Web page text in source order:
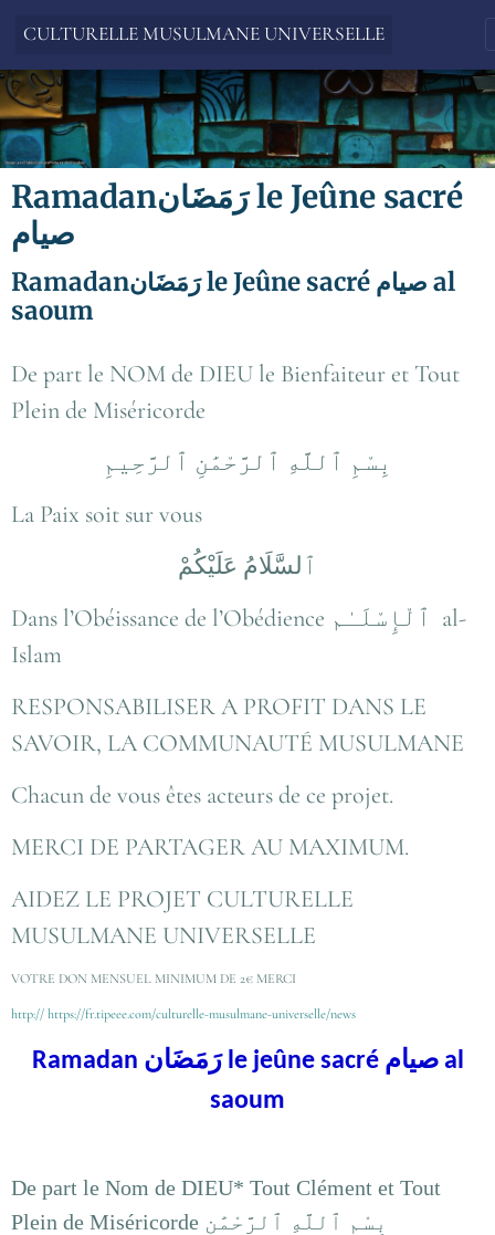
CULTURELLE MUSULMANE UNIVERSELLE
Ramadanرَمَضَان le Jeûne sacré
صيام
Ramadanرَمَضَان le Jeûne sacré صيام al
saoum
De part le NOM de DIEU le Bienfaiteur et Tout
Plein de Miséricorde
بِسْمِ ٱللَّهِ ٱلرَّحْمَٰنِ ٱلرَّحِيمِ
La Paix soit sur vous
Dans l’Obéissance de l’Obédience ٱلْإِسْلَـٰم al-
Islam
RESPONSABILISER A PROFIT DANS LE
SAVOIR, LA COMMUNAUTÉ MUSULMANE
Chacun de vous êtes acteurs de ce projet.
MERCI DE PARTAGER AU MAXIMUM.
AIDEZ LE PROJET CULTURELLE
MUSULMANE UNIVERSELLE
VOTRE DON MENSUEL MINIMUM DE 2€ MERCI
http:// https://fr.tipeee.com/culturelle-musulmane-universelle/news
Ramadan رَمَضَانle jeûne sacré صيامal
saoum
De part le Nom de DIEU* Tout Clément et Tout
Plein de Miséricorde بِسْمِ ٱللَّهِ ٱلرَّحْمَٰنِ